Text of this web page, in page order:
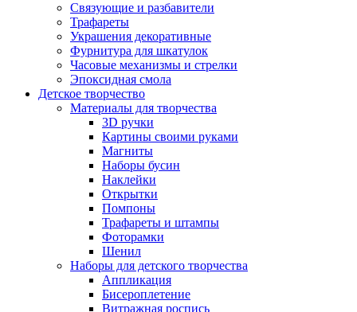
Связующие и разбавители
Трафареты
Украшения декоративные
Фурнитура для шкатулок
Часовые механизмы и стрелки
Эпоксидная смола
Детское творчество
Материалы для творчества
3D ручки
Картины своими руками
Магниты
Наборы бусин
Наклейки
Открытки
Помпоны
Трафареты и штампы
Фоторамки
Шенил
Наборы для детского творчества
Аппликация
Бисероплетение
Витражная роспись